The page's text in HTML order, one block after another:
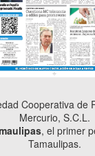
Cooperativa de
Mercurio, S.C.L.
, el primer
Tamaulipas.